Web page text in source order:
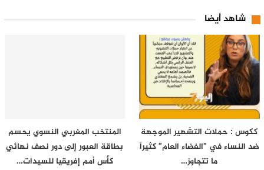
شاهد أيضا
ككوس : حملات التشهير الموجهة
ضد النساء في ”الفضاء العام” كثيراً
ما تتجاوز…
المنتخب المغربي النسوي يحسم
بطاقة العبور إلى دور نصف نهائي
كأس أمم إفريقيا للسيدات…